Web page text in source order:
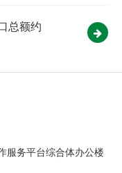
总额约
服务平台综合体办公楼